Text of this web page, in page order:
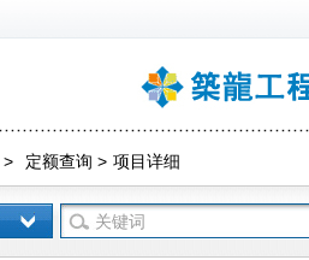
> 定额查询 > 项目详细